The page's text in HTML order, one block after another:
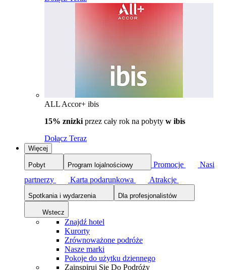
ALL Accor+ ibis
15% znizki przez cały rok na pobyty w ibis
Dołącz Teraz
Więcej
Pobyt Program lojalnościowy Promocje
Nasi
partnerzy
Karta podarunkowa Atrakcje
Spotkania i wydarzenia Dla profesjonalistów
Wstecz
Znajdź hotel
Kurorty
Zrównoważone podróże
Nasze marki
Pokoje do użytku dziennego
Zainspiruj Się Do Podróży